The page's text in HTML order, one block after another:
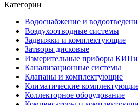
Категории
Водоснабжение и
Воздухоотводные системы
Задвижки и комплектующие
Затворы дисковые
Измерительные приборы
Канализационные системы
Клапаны и комплектующие
Климатические
Коллекторное оборудование